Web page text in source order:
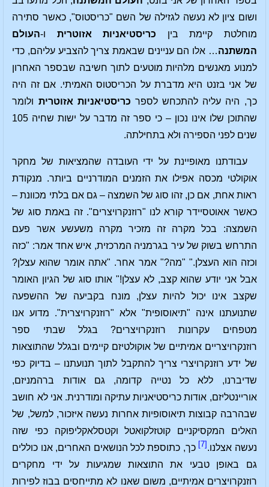
ושום ציון לא נעשה לגזילה של השם "כריסטוס", כאשר סתירה
מוחלטת קיימת בין כריסטיאניות אזוטרית ו-העולם
המשתנה… אלו הם עניינים שבאמת צריך להצביע עליהם, כדי
למנוע מאנשים מלהיות מוטעים לתוך חשיבה שבספר האחרון
של אני בזנט היא מדברת על הכריסטוס האמיתי. אם זה היה
כך, היה עליה להתכחש לספר כריסטיאניות אזוטרית ולומר
שהתוכן שלו אינו נכון – כי ספר זה מדבר על ישות שחיה 105
שנים לפני הספירה ולא בתחילתה.
עבודתנו מאופיינת על ידי העובדה שהמציאות של מחקר
אוקולטי מכסה אפילו את הזמנים המודרניים ביותר. מנקודת
ראות אחת, אם כן, זהו סוג של השמצה – גם אם בלתי מכוונת –
כאשר אאוטסיידר קורא לנו "רוזנקרויצרים". זה באמת סוג של
השמצה: בכל מקרה זה מזכיר מקרה משעשע אשר פעם
התרחש בשוק של עיר בגרמניה המרכזית, איש אחד אמר: "כזה
וכזה הוא העצלן." "מה?" אמר אחר. "אתה אומר שהוא עצלן?
אבל אני יודע שהוא קצב, לא עצלן!" אותו סוג של הגיון האומר
שקצב אינו יכול להיות עצלן, מונח בקביעה של ההשפעה
שתנועתנו אינה "תיאוסופית" אלא "רוזנקרויצרית". מדוע אנו
מטפחים עקרונות רוזנקרויצרים? בגלל שבתי ספר
רוזנקרויצריים אמיתיים של אוקולטיזם קיימים ובגלל שהתוצאות
של ידע רוזנקרויצרי צריך להתקבל לתוך תנועתנו – בדיוק כפי
שדיברנו, ללא כל נטייה קדומה, גם אודות ברהמניזם,
אוריינטליזם, אודות כריסטיאניות עתיקה ומודרנית. אני לא חושב
שבהרבה קבוצות תיאוסופיות אחרות נעשה איזכור, למשל, של
האלים המקסיקניים קוטזלקואטל וקטסלאקליפוקה כפי שזה
נעשה אצלנו. [7]
כך, כתוספת לכל הנושאים האחרים, אנו כוללים
גם באופן טבעי את התוצאות שמגיעות על ידי מחקרים
רוזנקרויצרים אמיתיים, משום שאנו לא מתייחסים בבוז לפירות